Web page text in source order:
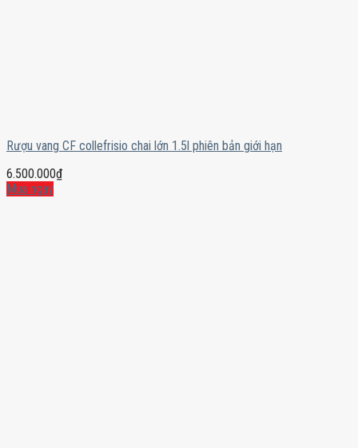
Rượu vang CF collefrisio chai lớn 1.5l phiên bản giới hạn
6.500.000₫
Mua ngay